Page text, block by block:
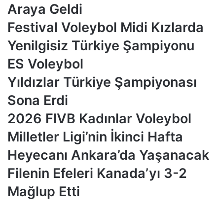
Araya Geldi
Festival Voleybol Midi Kızlarda
Yenilgisiz Türkiye Şampiyonu
ES Voleybol
Yıldızlar Türkiye Şampiyonası
Sona Erdi
2026 FIVB Kadınlar Voleybol
Milletler Ligi’nin İkinci Hafta
Heyecanı Ankara’da Yaşanacak
Filenin Efeleri Kanada’yı 3-2
Mağlup Etti